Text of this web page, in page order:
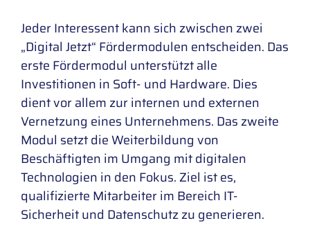
Jeder Interessent kann sich zwischen zwei
„Digital Jetzt“ Fördermodulen entscheiden. Das
erste Fördermodul unterstützt alle
Investitionen in Soft- und Hardware. Dies
dient vor allem zur internen und externen
Vernetzung eines Unternehmens. Das zweite
Modul setzt die Weiterbildung von
Beschäftigten im Umgang mit digitalen
Technologien in den Fokus. Ziel ist es,
qualifizierte Mitarbeiter im Bereich IT-
Sicherheit und Datenschutz zu generieren.